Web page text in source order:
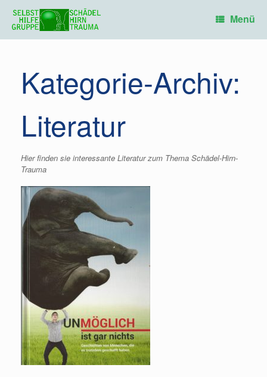
Inhalt
springen
Menü
Kategorie-Archiv:
Literatur
Hier finden sie interessante Literatur zum Thema Schädel-Hirn-
Trauma